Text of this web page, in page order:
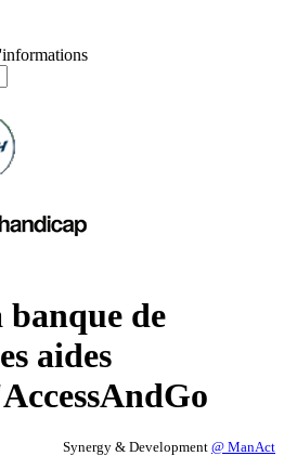
banque de
aides
Synergy & Development @ ManAct